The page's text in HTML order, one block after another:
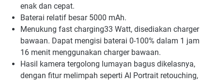
enak dan cepat.
Baterai relatif besar 5000 mAh.
Menukung fast charging33 Watt, disediakan charger
bawaan. Dapat mengisi baterai 0-100% dalam 1 jam
16 menit menggunakan charger bawaan.
Hasil kamera tergolong lumayan bagus dikelasnya,
dengan fitur melimpah seperti AI Portrait retouching,